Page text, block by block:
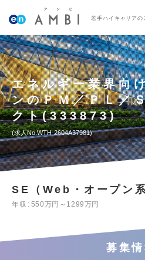
若手ハイキャリアの
エネルギー業界向
ンのＰＭ／ＰＬ／
クト(333873)
求人No.WTH-2604A37981
SE（Web・オープン系
年収 550万円～1299万円
募集情